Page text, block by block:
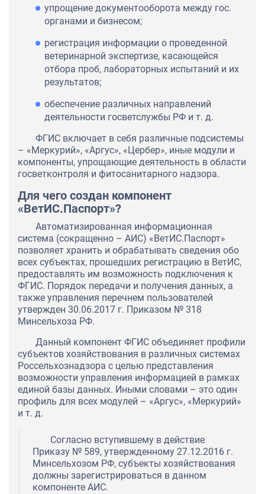
упрощение документооборота между гос.
органами и бизнесом;
регистрация информации о проведенной
ветеринарной экспертизе, касающейся
отбора проб, лабораторных испытаний и их
результатов;
обеспечение различных направлений
деятельности госветслужбы РФ и т. д.
ФГИС включает в себя различные подсистемы
– «Меркурий», «Аргус», «Цербер», иные модули и
компоненты, упрощающие деятельность в области
госветконтроля и фитосанитарного надзора.
Для чего создан компонент
«ВетИС.Паспорт»?
Автоматизированная информационная
система (сокращенно – АИС) «ВетИС.Паспорт»
позволяет хранить и обрабатывать сведения обо
всех субъектах, прошедших регистрацию в ВетИС,
предоставлять им возможность подключения к
ФГИС. Порядок передачи и получения данных, а
также управления перечнем пользователей
утвержден 30.06.2017 г. Приказом № 318
Минсельхоза РФ.
Данный компонент ФГИС объединяет профили
субъектов хозяйствования в различных системах
Россельхознадзора с целью представления
возможности управления информацией в рамках
единой базы данных. Иными словами – это один
профиль для всех модулей – «Аргус», «Меркурий»
и т. д.
Согласно вступившему в действие
Приказу № 589, утвержденному 27.12.2016 г.
Минсельхозом РФ, субъекты хозяйствования
должны зарегистрироваться в данном
компоненте АИС.